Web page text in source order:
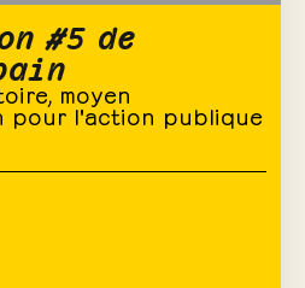
#5 de
moyen
pour l'action publique